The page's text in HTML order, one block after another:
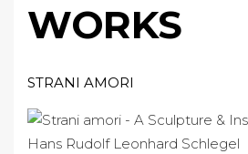
WORKS
STRANI AMORI